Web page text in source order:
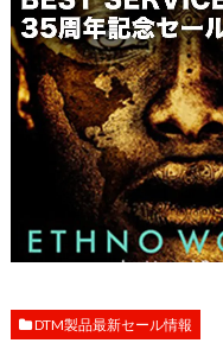
DTM製品最新セール情報